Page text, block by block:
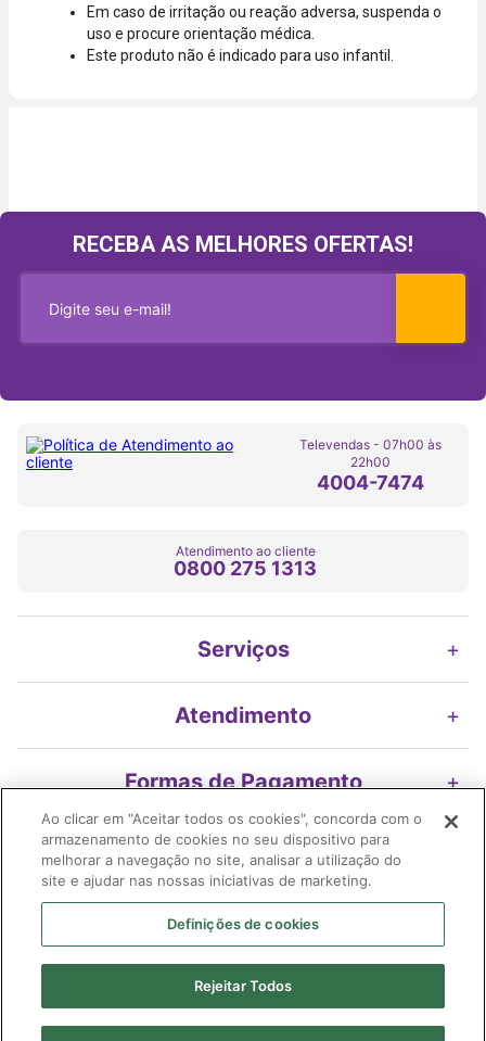
Em caso de irritação ou reação adversa, suspenda o
uso e procure orientação médica.
Este produto não é indicado para uso infantil.
RECEBA AS MELHORES OFERTAS!
Televendas - 07h00 às
22h00
4004-7474
Atendimento ao cliente
0800 275 1313
Serviços +
Atendimento +
Formas de Pagamento +
Nossos Selos
Imifarma Produtos Farmacêuticos e Cosméticos S/A | Extrafarma |
04.899.316/0478-58| I.E. 119.116.200.116| Avenida Braz Leme, 2175 -
Ao clicar em "Aceitar todos os cookies", concorda com o
armazenamento de cookies no seu dispositivo para
melhorar a navegação no site, analisar a utilização do
site e ajudar nas nossas iniciativas de marketing.
Definições de cookies
Rejeitar Todos